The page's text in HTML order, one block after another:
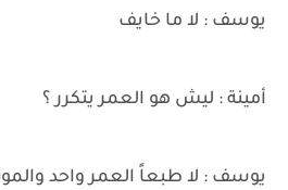
يوسف : لا ما خايف
أمينة : ليش هو العمر يتكرر ؟
يوسف : لا طبعاً العمر واحد